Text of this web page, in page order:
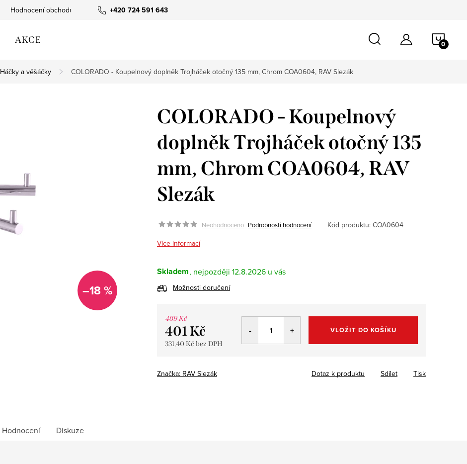
+420 724 591 643
Hodnocení obchodu
AKCE
Háčky a věšáčky COLORADO - Koupelnový doplněk Trojháček otočný 135 mm, Chrom COA0604, RAV Slezák
–18 %
COLORADO - Koupelnový
doplněk Trojháček otočný 135
mm, Chrom COA0604, RAV
Slezák
Neohodnoceno Podrobnosti hodnocení Kód produktu: COA0604
Více informací
Skladem 12.8.2026
Možnosti doručení
489 Kč
401 Kč
331,40 Kč bez DPH
VLOŽIT DO KOŠÍKU
Značka: RAV Slezák Tisk
Dotaz k produktu Sdílet
Hodnocení Diskuze